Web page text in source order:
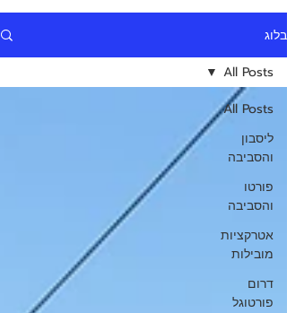
בלוג
All Posts
ליסבון
והסביבה
פורטו
והסביבה
אטרקציות
מובילות
דרום
פורטוגל
All Posts